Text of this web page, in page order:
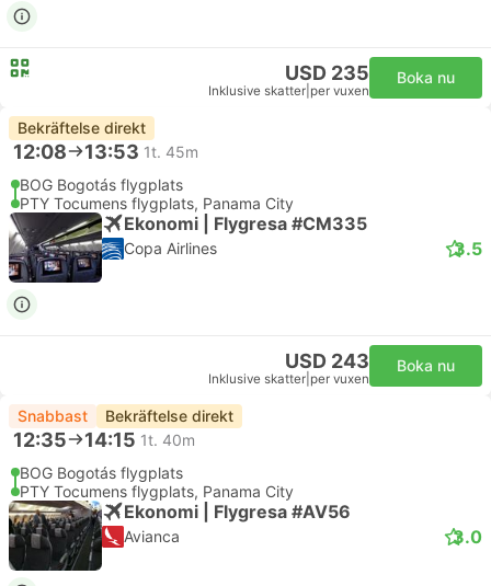
USD 235
Inklusive skatter per vuxen
Boka nu
Bekräftelse direkt
12:08 13:53 1t. 45m
BOG Bogotás flygplats
PTY Tocumens flygplats, Panama City
Ekonomi | Flygresa #CM335
Copa Airlines 3.5
USD 243
Inklusive skatter per vuxen
Boka nu
Snabbast Bekräftelse direkt
12:35 14:15 1t. 40m
BOG Bogotás flygplats
PTY Tocumens flygplats, Panama City
Ekonomi | Flygresa #AV56
Avianca 3.0